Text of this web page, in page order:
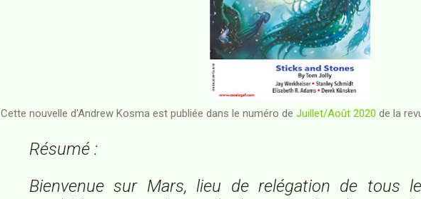
Cette nouvelle d'Andrew Kosma est publiée dans le numéro de Juillet/Août 2020 de la
Résumé :
Bienvenue sur Mars, lieu de relégation de tous